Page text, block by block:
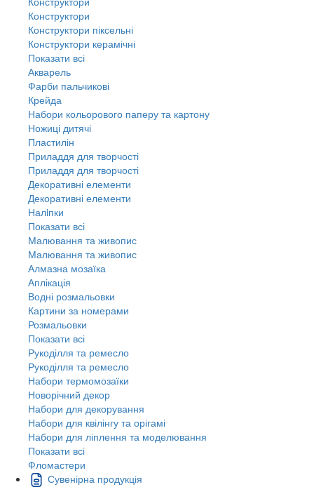
Конструктори
Конструктори піксельні
Конструктори керамічні
Показати всі
Акварель
Фарби пальчикові
Крейда
Набори кольорового паперу та картону
Ножиці дитячі
Пластилін
Приладдя для творчості
Приладдя для творчості
Декоративні елементи
Декоративні елементи
Налiпки
Показати всі
Малювання та живопис
Малювання та живопис
Алмазна мозаїка
Аплікація
Водні розмальовки
Картини за номерами
Розмальовки
Показати всі
Рукоділля та ремесло
Рукоділля та ремесло
Набори термомозаїки
Новорічний декор
Набори для декорування
Набори для квілінгу та орігамі
Набори для ліплення та моделювання
Показати всі
Фломастери
Сувенірна продукція